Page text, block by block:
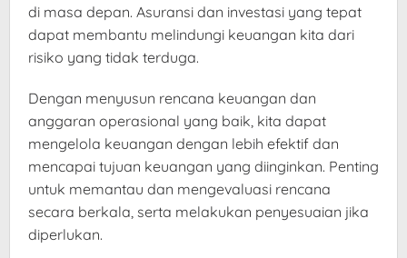
di masa depan. Asuransi dan investasi yang tepat
dapat membantu melindungi keuangan kita dari
risiko yang tidak terduga.
Dengan menyusun rencana keuangan dan
anggaran operasional yang baik, kita dapat
mengelola keuangan dengan lebih efektif dan
mencapai tujuan keuangan yang diinginkan. Penting
untuk memantau dan mengevaluasi rencana
secara berkala, serta melakukan penyesuaian jika
diperlukan.